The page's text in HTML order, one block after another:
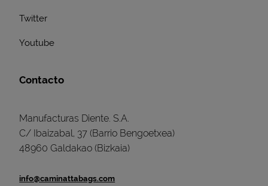
Twitter
Youtube
Contacto
Manufacturas Diente. S.A.
C/ Ibaizabal, 37 (Barrio Bengoetxea)
48960 Galdakao (Bizkaia)
info@caminattabags.com